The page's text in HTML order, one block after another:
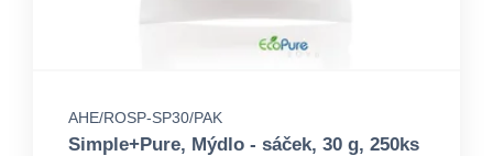
AHE/ROSP-SP30/PAK
Simple+Pure, Mýdlo - sáček, 30 g, 250ks